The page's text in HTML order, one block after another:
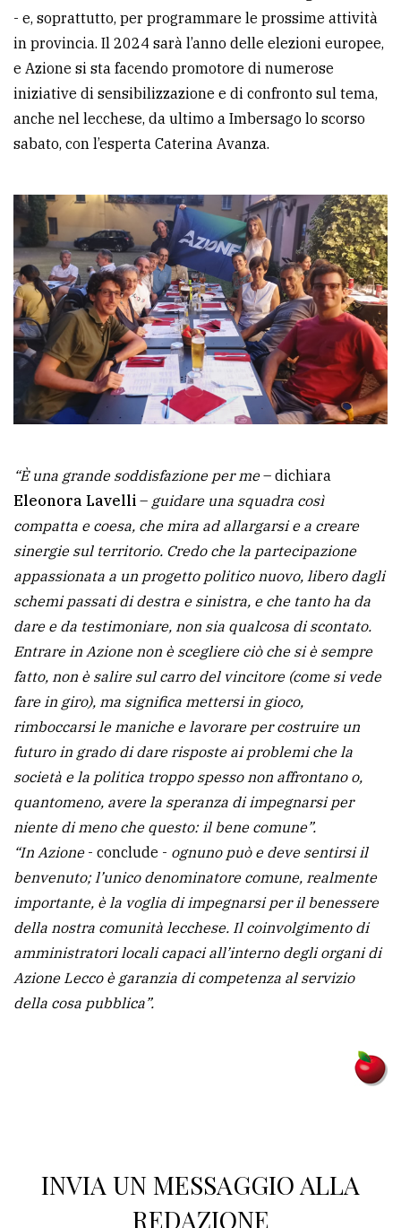
- e, soprattutto, per programmare le prossime attività
in provincia. Il 2024 sarà l’anno delle elezioni europee,
e Azione si sta facendo promotore di numerose
iniziative di sensibilizzazione e di confronto sul tema,
anche nel lecchese, da ultimo a Imbersago lo scorso
sabato, con l’esperta Caterina Avanza.
“È una grande soddisfazione per me– dichiara
Eleonora Lavelli – guidare una squadra così
compatta e coesa, che mira ad allargarsi e a creare
sinergie sul territorio. Credo che la partecipazione
appassionata a un progetto politico nuovo, libero dagli
schemi passati di destra e sinistra, e che tanto ha da
dare e da testimoniare, non sia qualcosa di scontato.
Entrare in Azione non è scegliere ciò che si è sempre
fatto, non è salire sul carro del vincitore (come si vede
fare in giro), ma significa mettersi in gioco,
rimboccarsi le maniche e lavorare per costruire un
futuro in grado di dare risposte ai problemi che la
società e la politica troppo spesso non affrontano o,
quantomeno, avere la speranza di impegnarsi per
niente di meno che questo: il bene comune”.
“In Azione- conclude - ognuno può e deve sentirsi il
benvenuto; l’unico denominatore comune, realmente
importante, è la voglia di impegnarsi per il benessere
della nostra comunità lecchese. Il coinvolgimento di
amministratori locali capaci all’interno degli organi di
Azione Lecco è garanzia di competenza al servizio
della cosa pubblica”.
INVIA UN MESSAGGIO ALLA
REDAZIONE